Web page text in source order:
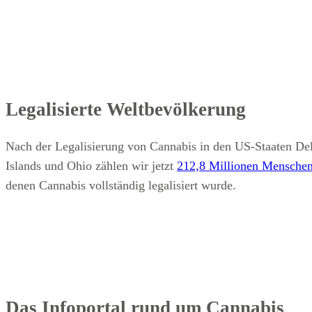
Legalisierte Weltbevölkerung
Nach der Legalisierung von Cannabis in den US-Staaten
Islands und Ohio zählen wir jetzt 212,8 Millionen Menschen
denen Cannabis vollständig legalisiert wurde.